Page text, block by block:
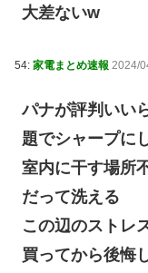
大差ないw
54: 家電まとめ速報 2024/
パナが評判いい
題でシャープに
室内に干す場所
だって洗える
この辺のストレ
買ってから後悔